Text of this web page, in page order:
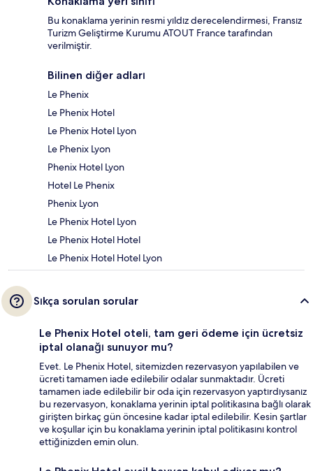
Bu konaklama yerinin resmi yıldız derecelendirmesi, Fransız
Turizm Geliştirme Kurumu ATOUT France tarafından
verilmiştir.
Bilinen diğer adları
Le Phenix
Le Phenix Hotel
Le Phenix Hotel Lyon
Le Phenix Lyon
Phenix Hotel Lyon
Hotel Le Phenix
Phenix Lyon
Le Phenix Hotel Lyon
Le Phenix Hotel Hotel
Le Phenix Hotel Hotel Lyon
Sıkça sorulan sorular
Le Phenix Hotel oteli, tam geri ödeme için ücretsiz
iptal olanağı sunuyor mu?
Evet. Le Phenix Hotel, sitemizden rezervasyon yapılabilen ve
ücreti tamamen iade edilebilir odalar sunmaktadır. Ücreti
tamamen iade edilebilir bir oda için rezervasyon yaptırdıysanız
bu rezervasyon, konaklama yerinin iptal politikasına bağlı olarak
girişten birkaç gün öncesine kadar iptal edilebilir. Kesin şartlar
ve koşullar için bu konaklama yerinin iptal politikasını kontrol
ettiğinizden emin olun.